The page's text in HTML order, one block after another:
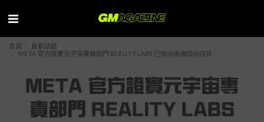
首頁
最新話題
META 官方證實元宇宙專責部門 REALITY LABS 已無法承擔部分項目
META 官方證實元宇宙專
責部門 REALITY LABS